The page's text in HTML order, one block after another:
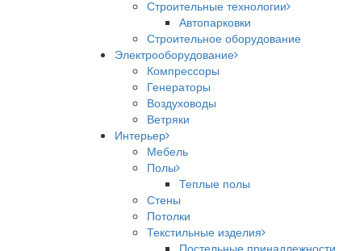
Строительные технологии
Автопарковки
Строительное оборудование
Электрооборудование
Компрессоры
Генераторы
Воздуховоды
Ветряки
Интерьер
Мебель
Полы
Теплые полы
Стены
Потолки
Текстильные изделия
Постельные принадлежности